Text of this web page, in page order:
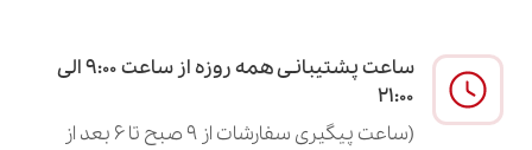
ساعت پشتیبانـی همه روزه از ساعت ۹:۰۰ الی
۲۱:۰۰
(ساعت پیگیری سفارشات از ۹ صبح تا ۶ بعد از